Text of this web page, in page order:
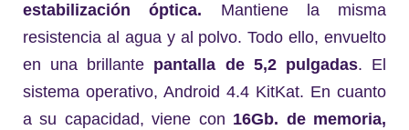
estabilización óptica. Mantiene la misma
resistencia al agua y al polvo. Todo ello, envuelto
en una brillante pantalla de 5,2 pulgadas. El
sistema operativo, Android 4.4 KitKat. En cuanto
a su capacidad, viene con 16Gb. de memoria,